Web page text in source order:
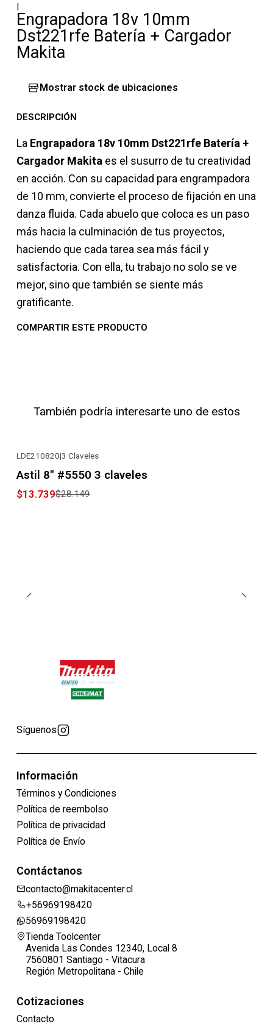
|
Engrapadora 18v 10mm
Dst221rfe Batería + Cargador
Makita
Mostrar stock de ubicaciones
DESCRIPCIÓN
La Engrapadora 18v 10mm Dst221rfe Batería +
Cargador Makita es el susurro de tu creatividad
en acción. Con su capacidad para engrampadora
de 10 mm, convierte el proceso de fijación en una
danza fluida. Cada abuelo que coloca es un paso
más hacia la culminación de tus proyectos,
haciendo que cada tarea sea más fácil y
satisfactoria. Con ella, tu trabajo no solo se ve
mejor, sino que también se siente más
gratificante.
COMPARTIR ESTE PRODUCTO
También podría interesarte uno de estos
LDE210820|3 Claveles
Astil 8" #5550 3 claveles
$13.739$28.149
Síguenos
Información
Términos y Condiciones
Política de reembolso
Política de privacidad
Política de Envío
Contáctanos
contacto@makitacenter.cl
+56969198420
56969198420
Tienda Toolcenter
Avenida Las Condes 12340, Local 8
7560801 Santiago - Vitacura
Región Metropolitana - Chile
Cotizaciones
Contacto